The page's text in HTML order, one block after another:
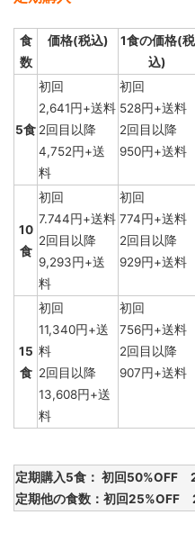
食
数
価格(税込)
1食の価格(税
込)
5食
初回
2,641円+送料
2回目以降
4,752円+送
料
初回
528円+送料
2回目以降
950円+送料
10
食
初回
7.744円+送料
2回目以降
9,293円+送
料
初回
774円+送料
2回目以降
929円+送料
15
食
初回
11,340円+送
料
2回目以降
13,608円+送
料
初回
756円+送料
2回目以降
907円+送料
定期購入5食： 初回50%OFF
定期他の食数：初回25%OFF